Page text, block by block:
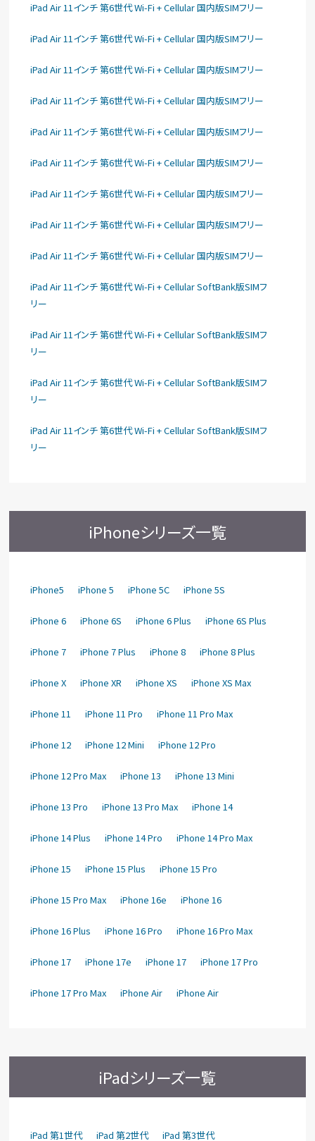
iPad Air 11インチ 第6世代 Wi-Fi + Cellular 国内版SIMフリー
iPad Air 11インチ 第6世代 Wi-Fi + Cellular 国内版SIMフリー
iPad Air 11インチ 第6世代 Wi-Fi + Cellular 国内版SIMフリー
iPad Air 11インチ 第6世代 Wi-Fi + Cellular 国内版SIMフリー
iPad Air 11インチ 第6世代 Wi-Fi + Cellular 国内版SIMフリー
iPad Air 11インチ 第6世代 Wi-Fi + Cellular 国内版SIMフリー
iPad Air 11インチ 第6世代 Wi-Fi + Cellular 国内版SIMフリー
iPad Air 11インチ 第6世代 Wi-Fi + Cellular 国内版SIMフリー
iPad Air 11インチ 第6世代 Wi-Fi + Cellular 国内版SIMフリー
iPad Air 11インチ 第6世代 Wi-Fi + Cellular SoftBank版SIMフ
リー
iPad Air 11インチ 第6世代 Wi-Fi + Cellular SoftBank版SIMフ
リー
iPad Air 11インチ 第6世代 Wi-Fi + Cellular SoftBank版SIMフ
リー
iPad Air 11インチ 第6世代 Wi-Fi + Cellular SoftBank版SIMフ
リー
iPhoneシリーズ一覧
iPhone5 iPhone 5 iPhone 5C iPhone 5S
iPhone 6 iPhone 6S iPhone 6 Plus iPhone 6S Plus
iPhone 7 iPhone 7 Plus iPhone 8 iPhone 8 Plus
iPhone X iPhone XR iPhone XS iPhone XS Max
iPhone 11 iPhone 11 Pro iPhone 11 Pro Max
iPhone 12 iPhone 12 Mini iPhone 12 Pro
iPhone 12 Pro Max iPhone 13 iPhone 13 Mini
iPhone 13 Pro iPhone 13 Pro Max iPhone 14
iPhone 14 Plus iPhone 14 Pro iPhone 14 Pro Max
iPhone 15 iPhone 15 Plus iPhone 15 Pro
iPhone 15 Pro Max iPhone 16e iPhone 16
iPhone 16 Plus iPhone 16 Pro iPhone 16 Pro Max
iPhone 17 iPhone 17e iPhone 17 iPhone 17 Pro
iPhone 17 Pro Max iPhone Air iPhone Air
iPadシリーズ一覧
iPad 第1世代 iPad 第2世代 iPad 第3世代